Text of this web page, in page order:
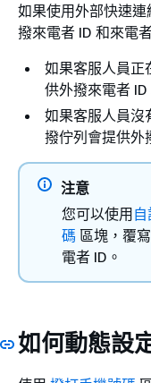
如果使用外部快速
撥來電者 ID 和來電
如果客服人員正
供外撥來電者 ID
如果客服人員沒
撥佇列會提供外
注意
您可以使用
碼 區塊，覆
電者 ID。
如何動態設